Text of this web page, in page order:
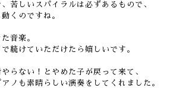
苦しいスパイラルは必ずあるもので、
くのですね。
音楽。
続けていただけたら嬉しいです。
らない！とやめた子が戻って来て、
ノも素晴らしい演奏をしてくれました。